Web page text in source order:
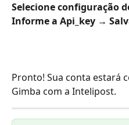
Selecione configuração
Informe a Api_key →
Pronto! Sua conta estará
Gimba com a Intelipost.